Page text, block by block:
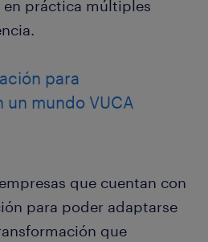
práctica múltiples
para
un mundo VUCA
que cuentan con
para poder adaptarse
que